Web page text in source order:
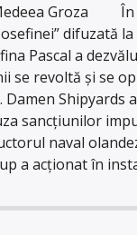
Groza În
difuzată la
Pascal a
se revoltă și se
Damen Shipyards
sancțiunilor
naval
a acționat în